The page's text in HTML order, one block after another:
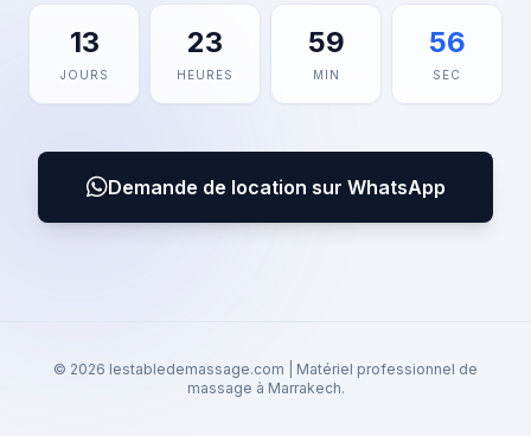
13
JOURS
23
HEURES
59
MIN
56
SEC
Demande de location sur WhatsApp
© 2026 lestabledemassage.com | Matériel professionnel de
massage à Marrakech.